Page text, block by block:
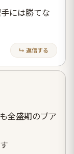
には勝てな
↳ 返信する
全盛期のブア